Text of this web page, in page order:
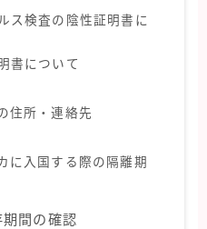
ス検査の陰性証明書に
書について
住所・連絡先
に入国する際の隔離期
間の確認